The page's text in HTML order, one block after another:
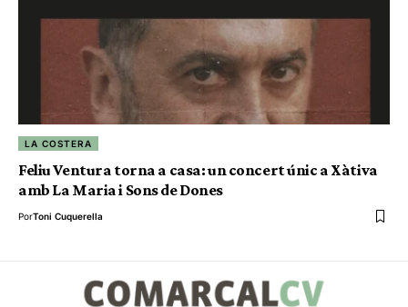
LA COSTERA
Feliu Ventura torna a casa: un concert únic a Xàtiva
amb La Maria i Sons de Dones
PorToni Cuquerella